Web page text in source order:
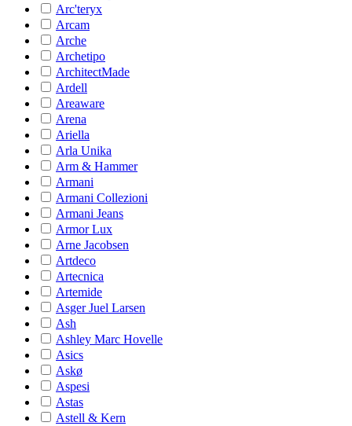
Arc'teryx
Arcam
Arche
Archetipo
ArchitectMade
Ardell
Areaware
Arena
Ariella
Arla Unika
Arm & Hammer
Armani
Armani Collezioni
Armani Jeans
Armor Lux
Arne Jacobsen
Artdeco
Artecnica
Artemide
Asger Juel Larsen
Ash
Ashley Marc Hovelle
Asics
Askø
Aspesi
Astas
Astell & Kern